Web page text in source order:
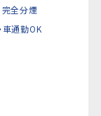
完全分煙
車通勤OK